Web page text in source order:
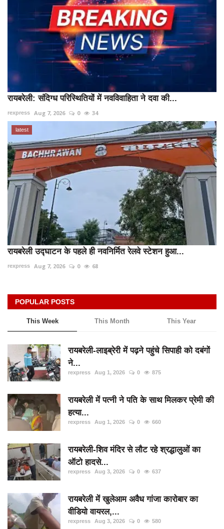
रायबरेली: संदिग्ध परिस्थितियों में नवविवाहिता ने दवा की...
rexpress Aug 7, 2026 0 34
latest
रायबरेली उद्घाटन के पहले ही नवनिर्मित रेलवे स्टेशन हुआ...
rexpress Aug 7, 2026 0 68
POPULAR POSTS
This Week This Month This Year
रायबरेली-लाइब्रेरी में पढ़ने पहुंचे सिपाही को दबंगों
ने...
rexpress Aug 1, 2026 0 875
रायबरेली में पत्नी ने पति के साथ मिलकर प्रेमी की
हत्या...
rexpress Aug 1, 2026 0 660
रायबरेली-शिव मंदिर से लौट रहे श्रद्धालुओं का
ऑटो हादसे...
rexpress Aug 3, 2026 0 637
रायबरेली में खुलेआम अवैध गांजा कारोबार का
वीडियो वायरल,...
rexpress Aug 3, 2026 0 580